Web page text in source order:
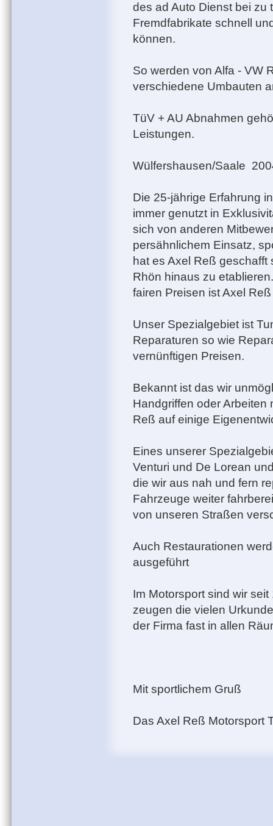
des ad Auto Dienst bei zu
Fremdfabrikate schnell
können.
So werden von Alfa - VW
verschiedene Umbauten
TüV + AU Abnahmen
Leistungen.
Wülfershausen/Saale
Die 25-jährige Erfahrung
immer genutzt in
sich von anderen
persähnlichem Einsatz,
hat es Axel Reß
Rhön hinaus zu
fairen Preisen ist Axel
Unser Spezialgebiet ist
Reparaturen so wie
vernünftigen Preisen.
Bekannt ist das wir
Handgriffen oder Arbeiten
Reß auf einige
Eines unserer
Venturi und De Lorean
die wir aus nah und fern
Fahrzeuge weiter
von unseren Straßen
Auch Restaurationen
ausgeführt
Im Motorsport sind wir
zeugen die vielen
der Firma fast in allen
Mit sportlichem Gruß
Das Axel Reß Motorsport